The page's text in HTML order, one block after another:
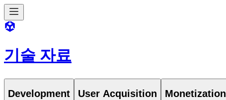
기술 자료
Development User Acquisition Monetization